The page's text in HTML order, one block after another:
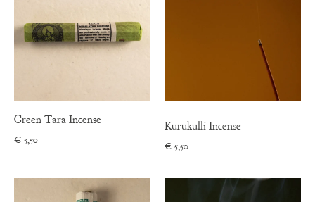
Green Tara Incense
€ 5,50
Kurukulli Incense
€ 5,50